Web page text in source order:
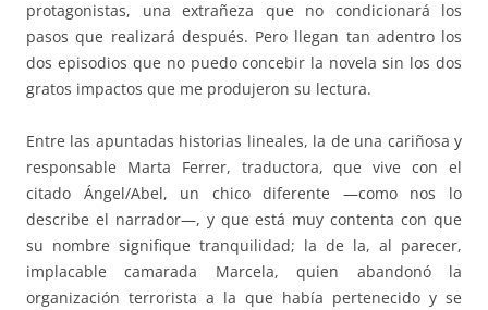
protagonistas, una extrañeza que no condicionará los
pasos que realizará después. Pero llegan tan adentro los
dos episodios que no puedo concebir la novela sin los dos
gratos impactos que me produjeron su lectura.
Entre las apuntadas historias lineales, la de una cariñosa y
responsable Marta Ferrer, traductora, que vive con el
citado Ángel/Abel, un chico diferente —como nos lo
describe el narrador—, y que está muy contenta con que
su nombre signifique tranquilidad; la de la, al parecer,
implacable camarada Marcela, quien abandonó la
organización terrorista a la que había pertenecido y se